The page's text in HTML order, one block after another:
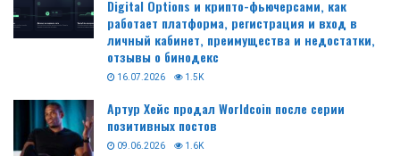
Digital Options и крипто-фьючерсами, как
работает платформа, регистрация и вход в
личный кабинет, преимущества и недостатки,
отзывы о бинодекс
16.07.2026 1.5K
Артур Хейс продал Worldcoin после серии
позитивных постов
09.06.2026 1.6K